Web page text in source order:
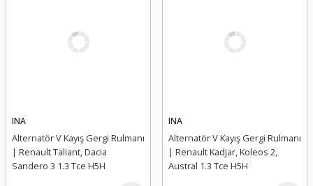
INA
Alternatör V Kayış Gergi Rulmanı
| Renault Taliant, Dacia
Sandero 3 1.3 Tce H5H
INA
Alternatör V Kayış Gergi Rulmanı
| Renault Kadjar, Koleos 2,
Austral 1.3 Tce H5H